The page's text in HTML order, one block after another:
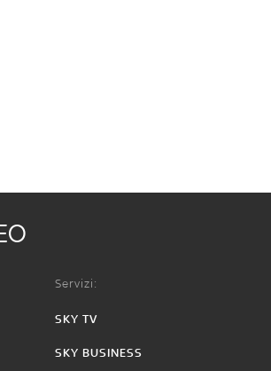
Servizi:
SKY TV
SKY BUSINESS